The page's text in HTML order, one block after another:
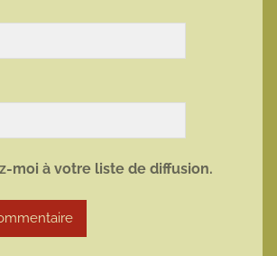
moi à votre liste de diffusion.